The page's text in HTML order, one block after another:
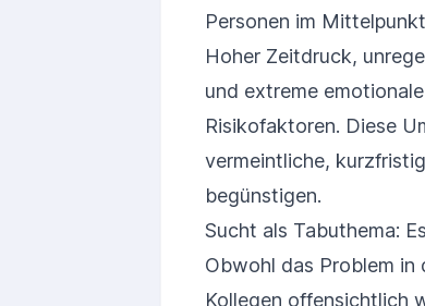
Personen im
Hoher Zeitdruck,
und extreme
Risikofaktoren. Diese
vermeintliche,
begünstigen.
Sucht als Tabuthema:
Obwohl das Problem in
Kollegen offensichtlich